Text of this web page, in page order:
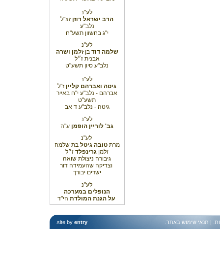
לע"נ
הרב ישראל רוזן זצ"ל
נלב"ע
י"ג בחשוון תשע"ח
לע"נ
שלמה דודבן זלמן ושרה
אבנית ז״ל
נלב"ע סיון תשע"ט
לע"נ
גיטה ואברהם קליין ז"ל
אברהם - נלב"ע י"ח באייר
תשע"ט
גיטה - נלב"ע ד אב
לע"נ
גב' לוריין הופמן ע"ה
לע"נ
מרתטובה גיטל בת שלמה
זלמן גרינפלד ז״ל
גיבורה ניצולת שואה
וצדיקה שהעמידה דור
ישרים יבורך
לע"נ
הנופלים במערכה
על הגנת המולדת הי"ד
site by entry . | תנאי שימוש באתר